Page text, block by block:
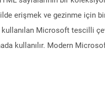
erişmek ve gezinme için
Microsoft tescilli
kullanılır. Modern